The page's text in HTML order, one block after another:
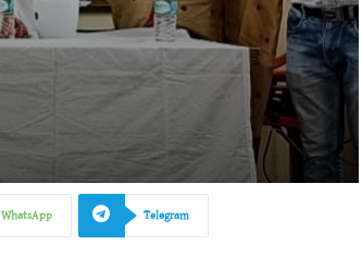
WhatsApp Telegram